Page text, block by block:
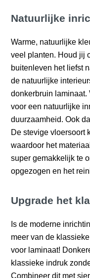
Natuurlijke
Warme, natuurlijke
veel planten. Houd jij
buitenleven het liefst
de natuurlijke
donkerbruin laminaat.
voor een natuurlijke
duurzaamheid. Ook
De stevige vloersoort
waardoor het
super gemakkelijk te
opgezogen en het
Upgrade het
Is de moderne
meer van de
voor laminaat!
klassieke indruk
Combineer dit met